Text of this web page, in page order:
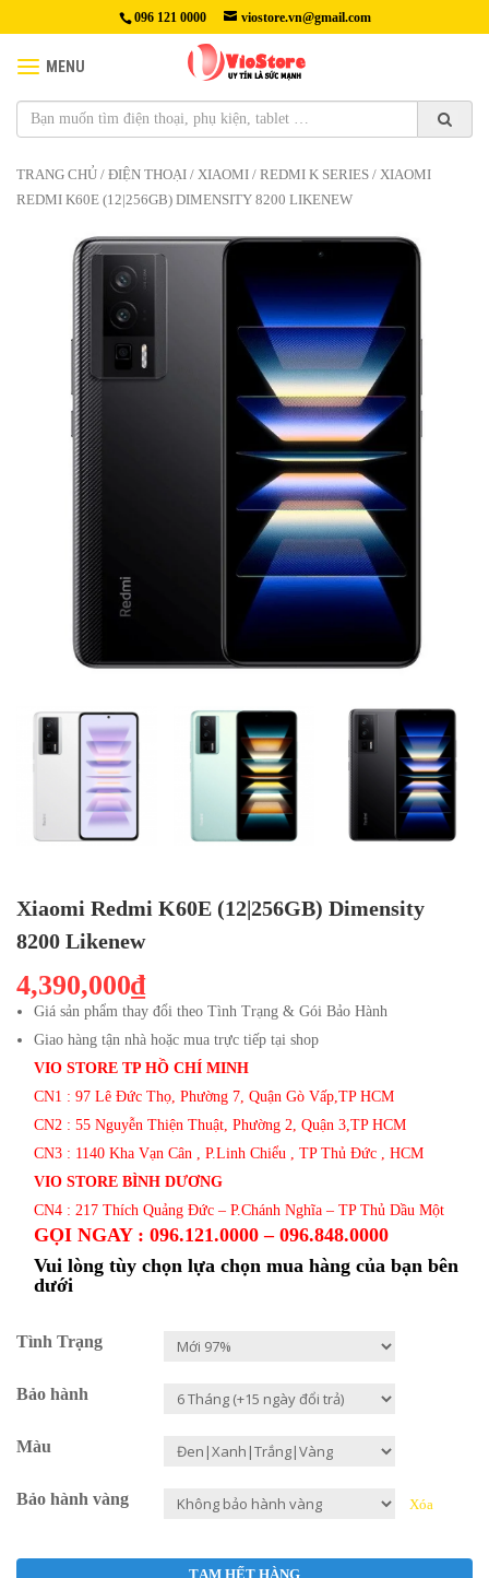
096 121 0000 viostore.vn@gmail.com
MENU
TRANG CHỦ / ĐIỆN THOẠI / XIAOMI / REDMI K SERIES / XIAOMI
REDMI K60E (12|256GB) DIMENSITY 8200 LIKENEW
Xiaomi Redmi K60E (12|256GB) Dimensity
8200 Likenew
4,390,000₫
Giá sản phẩm thay đổi theo Tình Trạng & Gói Bảo Hành
Giao hàng tận nhà hoặc mua trực tiếp tại shop
VIO STORE TP HỒ CHÍ MINH
CN1 : 97 Lê Đức Thọ, Phường 7, Quận Gò Vấp,TP HCM
CN2 : 55 Nguyễn Thiện Thuật, Phường 2, Quận 3,TP HCM
CN3 : 1140 Kha Vạn Cân , P.Linh Chiểu , TP Thủ Đức , HCM
VIO STORE BÌNH DƯƠNG
CN4 : 217 Thích Quảng Đức – P.Chánh Nghĩa – TP Thủ Dầu Một
GỌI NGAY : 096.121.0000 – 096.848.0000
Vui lòng tùy chọn lựa chọn mua hàng của bạn bên
dưới
Tình Trạng
Bảo hành
Màu
Bảo hành vàng Xóa